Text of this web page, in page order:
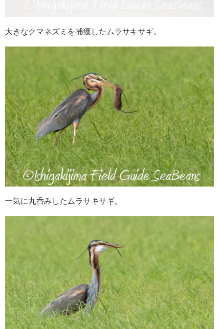
大きなクマネズミを捕獲したムラサキサギ。
一気に丸呑みしたムラサキサギ。